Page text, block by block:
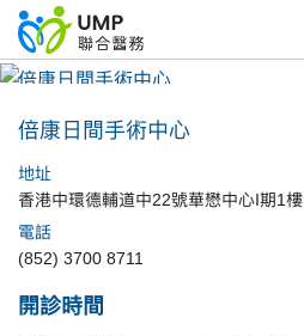
倍康日間手術中心
倍康日間手術中心
地址
香港中環德輔道中22號華懋中心I期1樓
電話
(852) 3700 8711
開診時間